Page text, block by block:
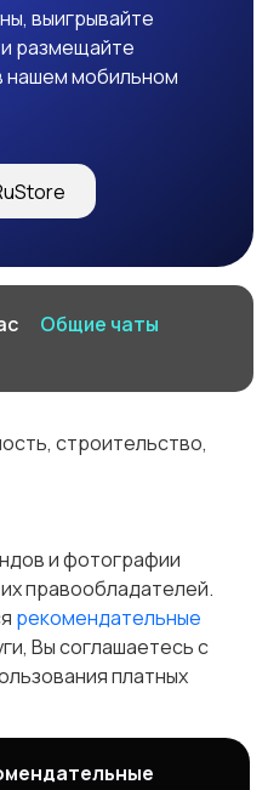
выигрывайте
размещайте
нашем мобильном
Общие чаты
строительство,
и фотографии
правообладателей.
рекомендательные
Вы соглашаетесь c
платных
Правила сервиса
Пользовательское